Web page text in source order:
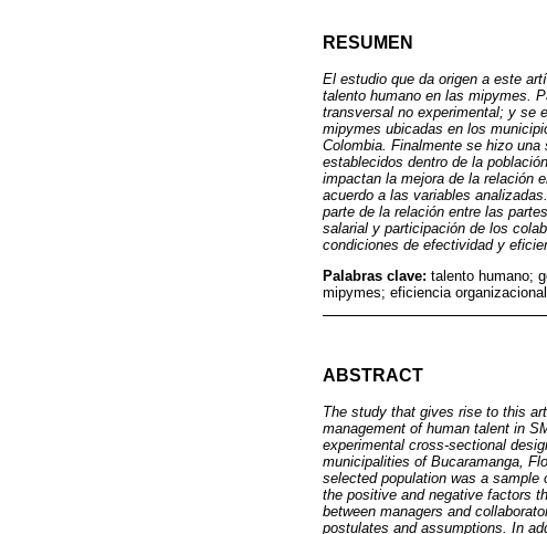
RESUMEN
El estudio que da origen a este
talento humano en las mipymes.
transversal no experimental; y se
mipymes ubicadas en los
Colombia. Finalmente se hizo
establecidos dentro de la
impactan la mejora de la relación
acuerdo a las variables
parte de la relación entre las
salarial y participación de los
condiciones de efectividad y
Palabras clave: talento humano;
mipymes; eficiencia organizacional
ABSTRACT
The study that gives rise to this
management of human talent in
experimental cross-sectional
municipalities of Bucaramanga,
selected population was a
the positive and negative factors
between managers and
postulates and assumptions. In